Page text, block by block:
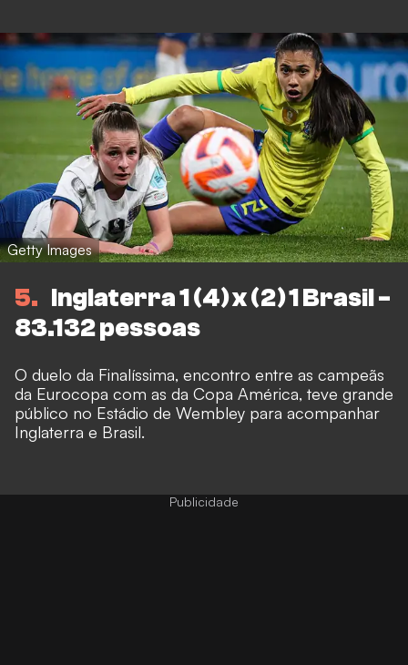
Getty Images
5
Inglaterra 1 (4) x (2) 1 Brasil -
83.132 pessoas
O duelo da Finalíssima, encontro entre as campeãs
da Eurocopa com as da Copa América, teve grande
público no Estádio de Wembley para acompanhar
Inglaterra e Brasil.